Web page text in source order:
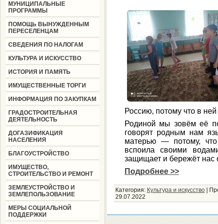
МУНИЦИПАЛЬНЫЕ
ПРОГРАММЫ
ПОМОЩЬ ВЫНУЖДЕННЫМ
ПЕРЕСЕЛЕНЦАМ
СВЕДЕНИЯ ПО НАЛОГАМ
КУЛЬТУРА И ИСКУССТВО
ИСТОРИЯ И ПАМЯТЬ
ИМУЩЕСТВЕННЫЕ ТОРГИ
ИНФОРМАЦИЯ ПО ЗАКУПКАМ
ГРАДОСТРОИТЕЛЬНАЯ
ДЕЯТЕЛЬНОСТЬ
ДОГАЗИФИКАЦИЯ
НАСЕЛЕНИЯ
БЛАГОУСТРОЙСТВО
ИМУЩЕСТВО,
СТРОИТЕЛЬСТВО И РЕМОНТ
ЗЕМЛЕУСТРОЙСТВО И
ЗЕМЛЕПОЛЬЗОВАНИЕ
МЕРЫ СОЦИАЛЬНОЙ
ПОДДЕРЖКИ
Россию, потому что в
Родиной мы зовём её
говорят родным нам
матерью — потому,
вспоила своими
защищает и бережёт нас
Подробнее >>
Категория: Культура и искусство
29.07.2022